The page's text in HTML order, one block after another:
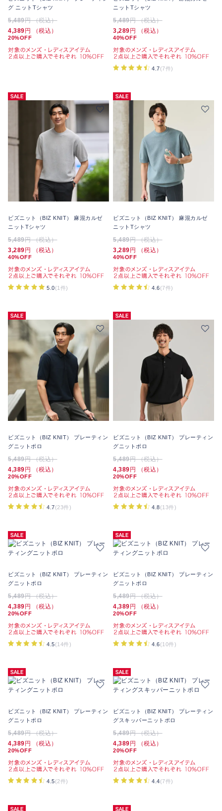
グ ニットTシャツ
5,489円 （税込）
4,389 円 （税込）
20%OFF
ニットTシャツ
5,489円 （税込）
3,289 円 （税込）
40%OFF
4.7(7件)
ビズニット（BIZ KNIT） 麻混カルゼ
ニットTシャツ
5,489円 （税込）
3,289 円 （税込）
40%OFF
5.0(1件)
ビズニット（BIZ KNIT） 麻混カルゼ
ニットTシャツ
5,489円 （税込）
3,289 円 （税込）
40%OFF
4.6(7件)
ビズニット（BIZ KNIT） プレーティン
グニットポロ
5,489円 （税込）
4,389 円 （税込）
20%OFF
4.7(23件)
ビズニット（BIZ KNIT） プレーティン
グニットポロ
5,489円 （税込）
4,389 円 （税込）
20%OFF
4.8(13件)
ビズニット（BIZ KNIT） プレーティン
グニットポロ
5,489円 （税込）
4,389 円 （税込）
20%OFF
4.5(14件)
ビズニット（BIZ KNIT） プレーティン
グニットポロ
5,489円 （税込）
4,389 円 （税込）
20%OFF
4.6(10件)
ビズニット（BIZ KNIT） プレーティン
グニットポロ
5,489円 （税込）
4,389 円 （税込）
20%OFF
4.5(2件)
ビズニット（BIZ KNIT） プレーティン
グスキッパーニットポロ
5,489円 （税込）
4,389 円 （税込）
20%OFF
4.4(7件)